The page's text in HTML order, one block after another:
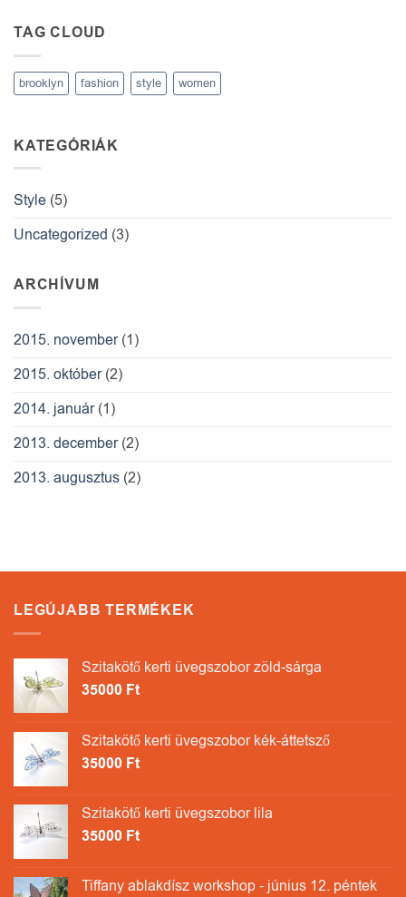
bejegyzéshez
TAG CLOUD
brooklyn fashion style women
KATEGÓRIÁK
Style (5)
Uncategorized (3)
ARCHÍVUM
2015. november(1)
2015. október(2)
2014. január(1)
2013. december(2)
2013. augusztus (2)
LEGÚJABB TERMÉKEK
Szitakötő kerti üvegszobor zöld-sárga
35000 Ft
Szitakötő kerti üvegszobor kék-áttetsző
35000 Ft
Szitakötő kerti üvegszobor lila
35000 Ft
Tiffany ablakdísz workshop - június 12. péntek